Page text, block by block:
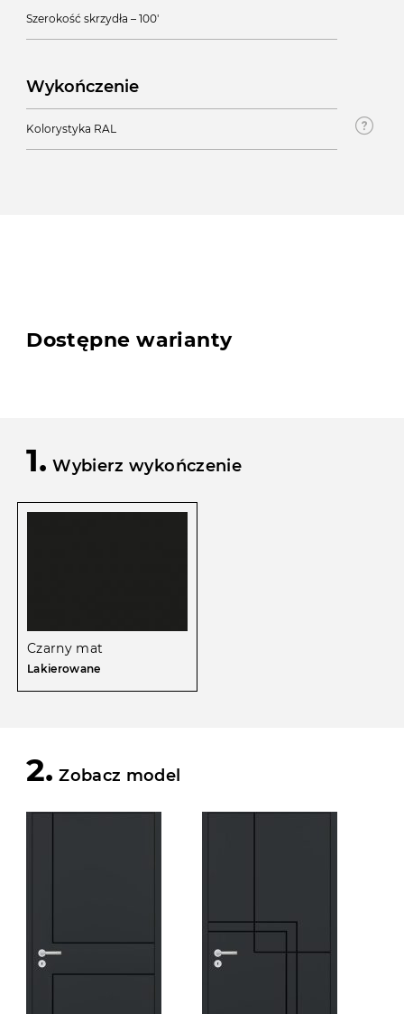
Szerokość skrzydła – 100'
Wykończenie
Kolorystyka RAL
Dostępne warianty
1. Wybierz wykończenie
Czarny mat
Lakierowane
2. Zobacz model